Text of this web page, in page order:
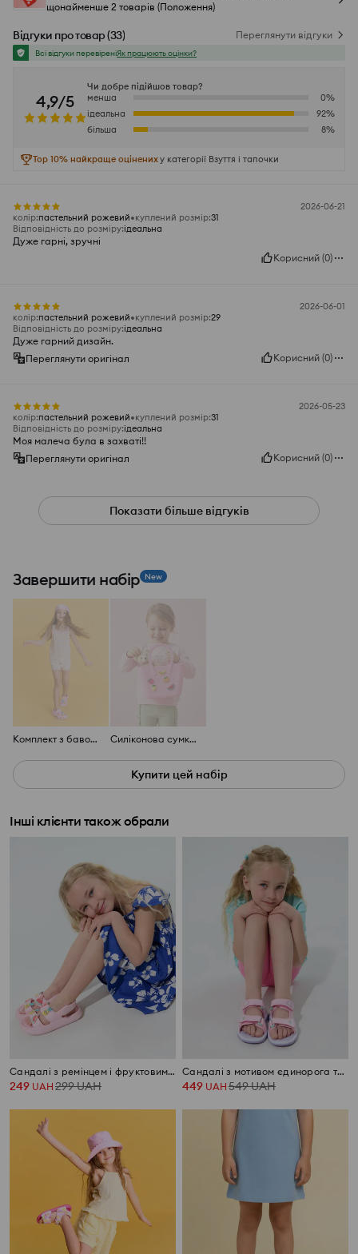
щонайменше 2 товарів (Положення)
Відгуки про товар(33) Переглянути відгуки
Всі відгуки перевіреніЯк працюють оцінки?
4,9/5
Чи добре підійшов товар?
менша
0%
ідеальна
92%
більша
8%
Top 10% найкраще оцінениху категорії Взуття і тапочки
2026-06-21
колір:пастельний рожевий куплений розмір:31
Відповідність до розміру:ідеальна
Дуже гарні, зручні
Корисний (0)
2026-06-01
колір:пастельний рожевий куплений розмір:29
Відповідність до розміру:ідеальна
Дуже гарний дизайн.
Переглянути оригінал
Корисний (0)
2026-05-23
колір:пастельний рожевий куплений розмір:31
Відповідність до розміру:ідеальна
Моя малеча була в захваті!!
Переглянути оригінал
Корисний (0)
Показати більше відгуків
Завершити набір New
Комплект з бавовняного гачкування Силіконова сумка з 3D фруктами
Купити цей набір
Інші клієнти також обрали
Сандалі з ремінцем і фруктовим мотивом
249 UAH 299UAH
Сандалі з мотивом єдинорога та LED-підсвіткою
449 UAH 549UAH